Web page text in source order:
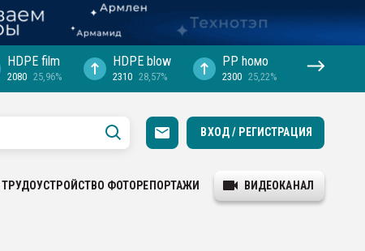
HDPE film
2080 25,96%
HDPE blow
2310 28,57%
PP hомо
2300 25,22%
ВХОД / РЕГИСТРАЦИЯ
ТРУДОУСТРОЙСТВО ФОТОРЕПОРТАЖИ ВИДЕОКАНАЛ